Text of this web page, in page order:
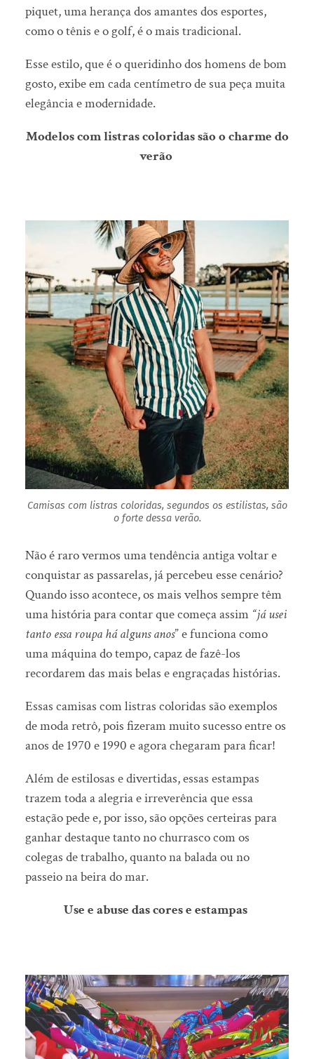
piquet, uma herança dos amantes dos esportes,
como o tênis e o golf, é o mais tradicional.
Esse estilo, que é o queridinho dos homens de bom
gosto, exibe em cada centímetro de sua peça muita
elegância e modernidade.
Modelos com listras coloridas são o charme do
verão
Camisas com listras coloridas, segundos os estilistas, são
o forte dessa verão.
Não é raro vermos uma tendência antiga voltar e
conquistar as passarelas, já percebeu esse cenário?
Quando isso acontece, os mais velhos sempre têm
uma história para contar que começa assim“já usei
tanto essa roupa há alguns anos” e funciona como
uma máquina do tempo, capaz de fazê-los
recordarem das mais belas e engraçadas histórias.
Essas camisas com listras coloridas são exemplos
de moda retrô, pois fizeram muito sucesso entre os
anos de 1970 e 1990 e agora chegaram para ficar!
Além de estilosas e divertidas, essas estampas
trazem toda a alegria e irreverência que essa
estação pede e, por isso, são opções certeiras para
ganhar destaque tanto no churrasco com os
colegas de trabalho, quanto na balada ou no
passeio na beira do mar.
Use e abuse das cores e estampas